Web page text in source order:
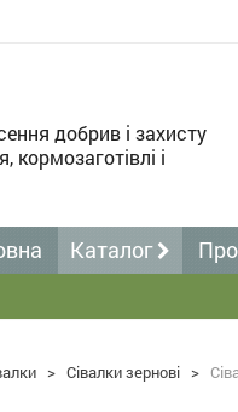
добрив і захисту
і
Каталог
> Сівалки зернові >